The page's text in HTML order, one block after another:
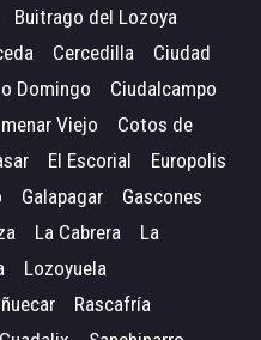
Buitrago del Lozoya
Cercedilla
Ciudad
Domingo
Ciudalcampo
Viejo
Cotos de
El Escorial
Europolis
Galapagar
Gascones
La Cabrera
La
Lozoyuela
Rascafría